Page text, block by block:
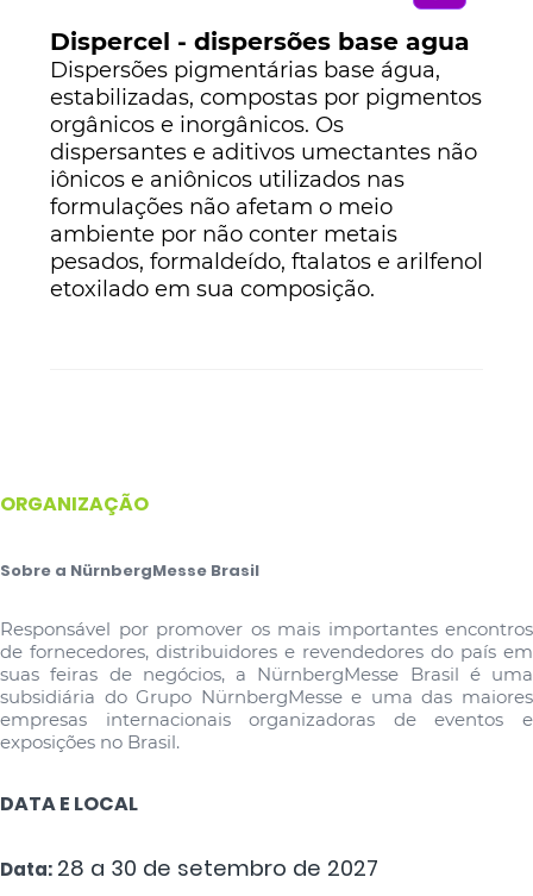
Dispercel - dispersões base agua
Dispersões pigmentárias base água,
estabilizadas, compostas por pigmentos
orgânicos e inorgânicos. Os
dispersantes e aditivos umectantes não
iônicos e aniônicos utilizados nas
formulações não afetam o meio
ambiente por não conter metais
pesados, formaldeído, ftalatos e arilfenol
etoxilado em sua composição.
ORGANIZAÇÃO
Sobre a NürnbergMesse Brasil
Responsável por promover os mais importantes encontros
de fornecedores, distribuidores e revendedores do país em
suas feiras de negócios, a NürnbergMesse Brasil é uma
subsidiária do Grupo NürnbergMesse e uma das maiores
empresas internacionais organizadoras de eventos e
exposições no Brasil.
DATA E LOCAL
Data: 28 a 30 de setembro de 2027​